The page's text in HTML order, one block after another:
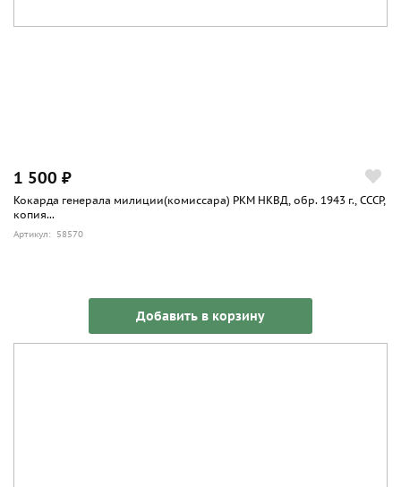
1 500 ₽
Кокарда генерала милиции(комиссара) РКМ НКВД, обр. 1943 г., СССР,
копия...
Артикул: 58570
Добавить в корзину